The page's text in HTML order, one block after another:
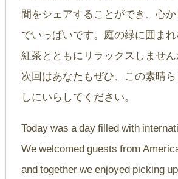
間をシェアすることができ、心
でいっぱいです。庭の緑に囲ま
紅茶とともにリラックスしません
次回はあなたもぜひ、この素晴
しにいらしてください。
Today was a day filled with
We welcomed guests from
and together we enjoyed picking